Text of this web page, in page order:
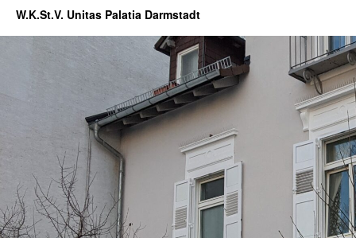
W.K.St.V. Unitas Palatia Darmstadt